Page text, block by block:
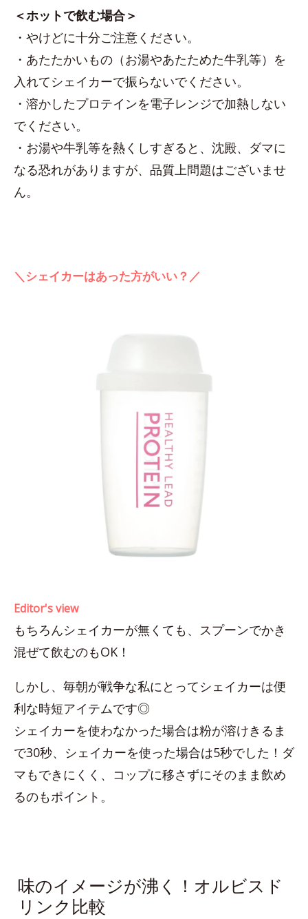
＜ホットで飲む場合＞
・やけどに十分ご注意ください。
・あたたかいもの（お湯やあたためた牛乳等）を
入れてシェイカーで振らないでください。
・溶かしたプロテインを電子レンジで加熱しない
でください。
・お湯や牛乳等を熱くしすぎると、沈殿、ダマに
なる恐れがありますが、品質上問題はございませ
ん。
＼シェイカーはあった方がいい？／
Editor's view
もちろんシェイカーが無くても、スプーンでかき
混ぜて飲むのもOK！
しかし、毎朝が戦争な私にとってシェイカーは便
利な時短アイテムです◎
シェイカーを使わなかった場合は粉が溶けきるま
で30秒、シェイカーを使った場合は5秒でした！ダ
マもできにくく、コップに移さずにそのまま飲め
るのもポイント。
味のイメージが沸く！オルビスド
リンク比較